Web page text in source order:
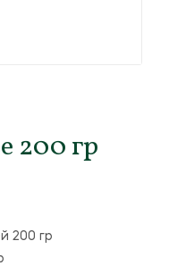
200 гр
200 гр